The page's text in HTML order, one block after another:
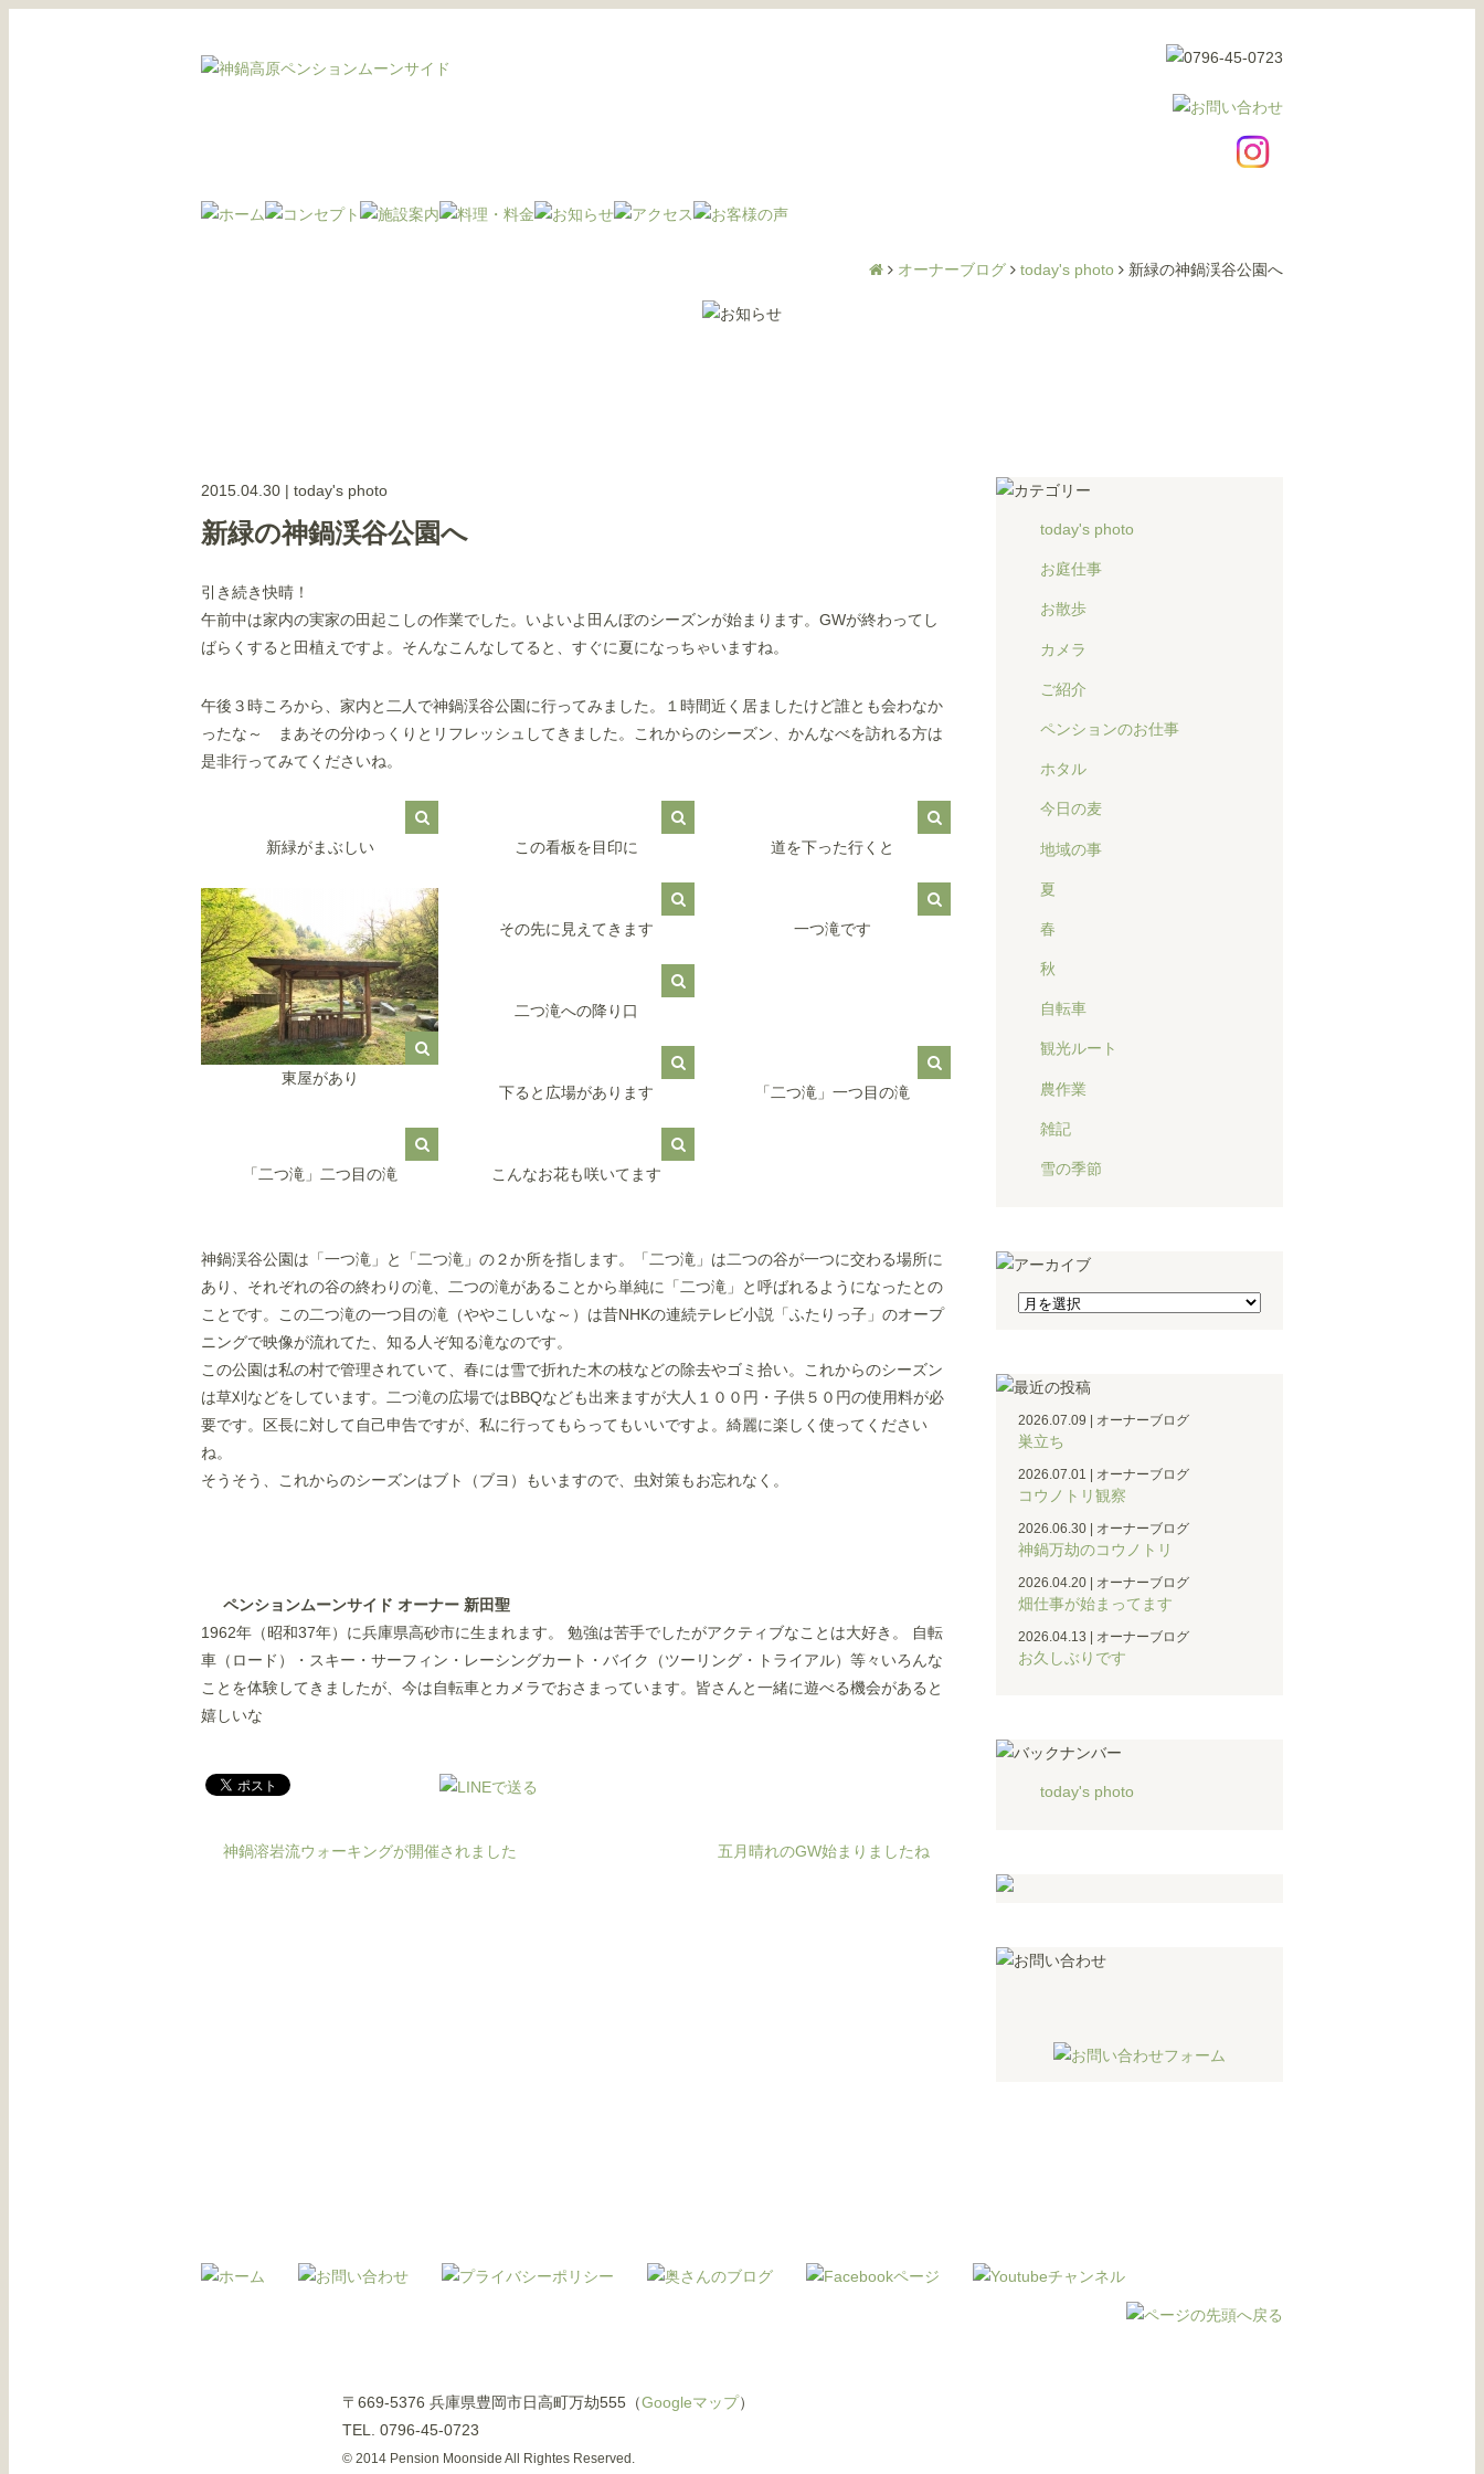
オーナーブログ today's photo 新緑の神鍋渓谷公園へ
2015.04.30 | today's photo
新緑の神鍋渓谷公園へ
引き続き快晴！
午前中は家内の実家の田起こしの作業でした。いよいよ田んぼのシーズンが始まります。GWが終わってし
ばらくすると田植えですよ。そんなこんなしてると、すぐに夏になっちゃいますね。
午後３時ころから、家内と二人で神鍋渓谷公園に行ってみました。１時間近く居ましたけど誰とも会わなか
ったな～ まあその分ゆっくりとリフレッシュしてきました。これからのシーズン、かんなべを訪れる方は
是非行ってみてくださいね。
新緑がまぶしい この看板を目印に 道を下った行くと
東屋があり
その先に見えてきます 一つ滝です
二つ滝への降り口
下ると広場があります 「二つ滝」一つ目の滝
「二つ滝」二つ目の滝 こんなお花も咲いてます
神鍋渓谷公園は「一つ滝」と「二つ滝」の２か所を指します。「二つ滝」は二つの谷が一つに交わる場所に
あり、それぞれの谷の終わりの滝、二つの滝があることから単純に「二つ滝」と呼ばれるようになったとの
ことです。この二つ滝の一つ目の滝（ややこしいな～）は昔NHKの連続テレビ小説「ふたりっ子」のオープ
ニングで映像が流れてた、知る人ぞ知る滝なのです。
この公園は私の村で管理されていて、春には雪で折れた木の枝などの除去やゴミ拾い。これからのシーズン
は草刈などをしています。二つ滝の広場ではBBQなども出来ますが大人１００円・子供５０円の使用料が必
要です。区長に対して自己申告ですが、私に行ってもらってもいいですよ。綺麗に楽しく使ってください
ね。
そうそう、これからのシーズンはブト（ブヨ）もいますので、虫対策もお忘れなく。
ペンションムーンサイド オーナー 新田聖
1962年（昭和37年）に兵庫県高砂市に生まれます。 勉強は苦手でしたがアクティブなことは大好き。 自転
車（ロード）・スキー・サーフィン・レーシングカート・バイク（ツーリング・トライアル）等々いろんな
ことを体験してきましたが、今は自転車とカメラでおさまっています。皆さんと一緒に遊べる機会があると
嬉しいな
神鍋溶岩流ウォーキングが開催されました 五月晴れのGW始まりましたね
today's photo
お庭仕事
お散歩
カメラ
ご紹介
ペンションのお仕事
ホタル
今日の麦
地域の事
夏
春
秋
自転車
観光ルート
農作業
雑記
雪の季節
2026.07.09 オーナーブログ
巣立ち
2026.07.01 オーナーブログ
コウノトリ観察
2026.06.30 オーナーブログ
神鍋万劫のコウノトリ
2026.04.20 オーナーブログ
畑仕事が始まってます
2026.04.13 オーナーブログ
お久しぶりです
today's photo
〒669-5376 兵庫県豊岡市日高町万劫555（Googleマップ）
TEL. 0796-45-0723
© 2014 Pension Moonside All Rightes Reserved.